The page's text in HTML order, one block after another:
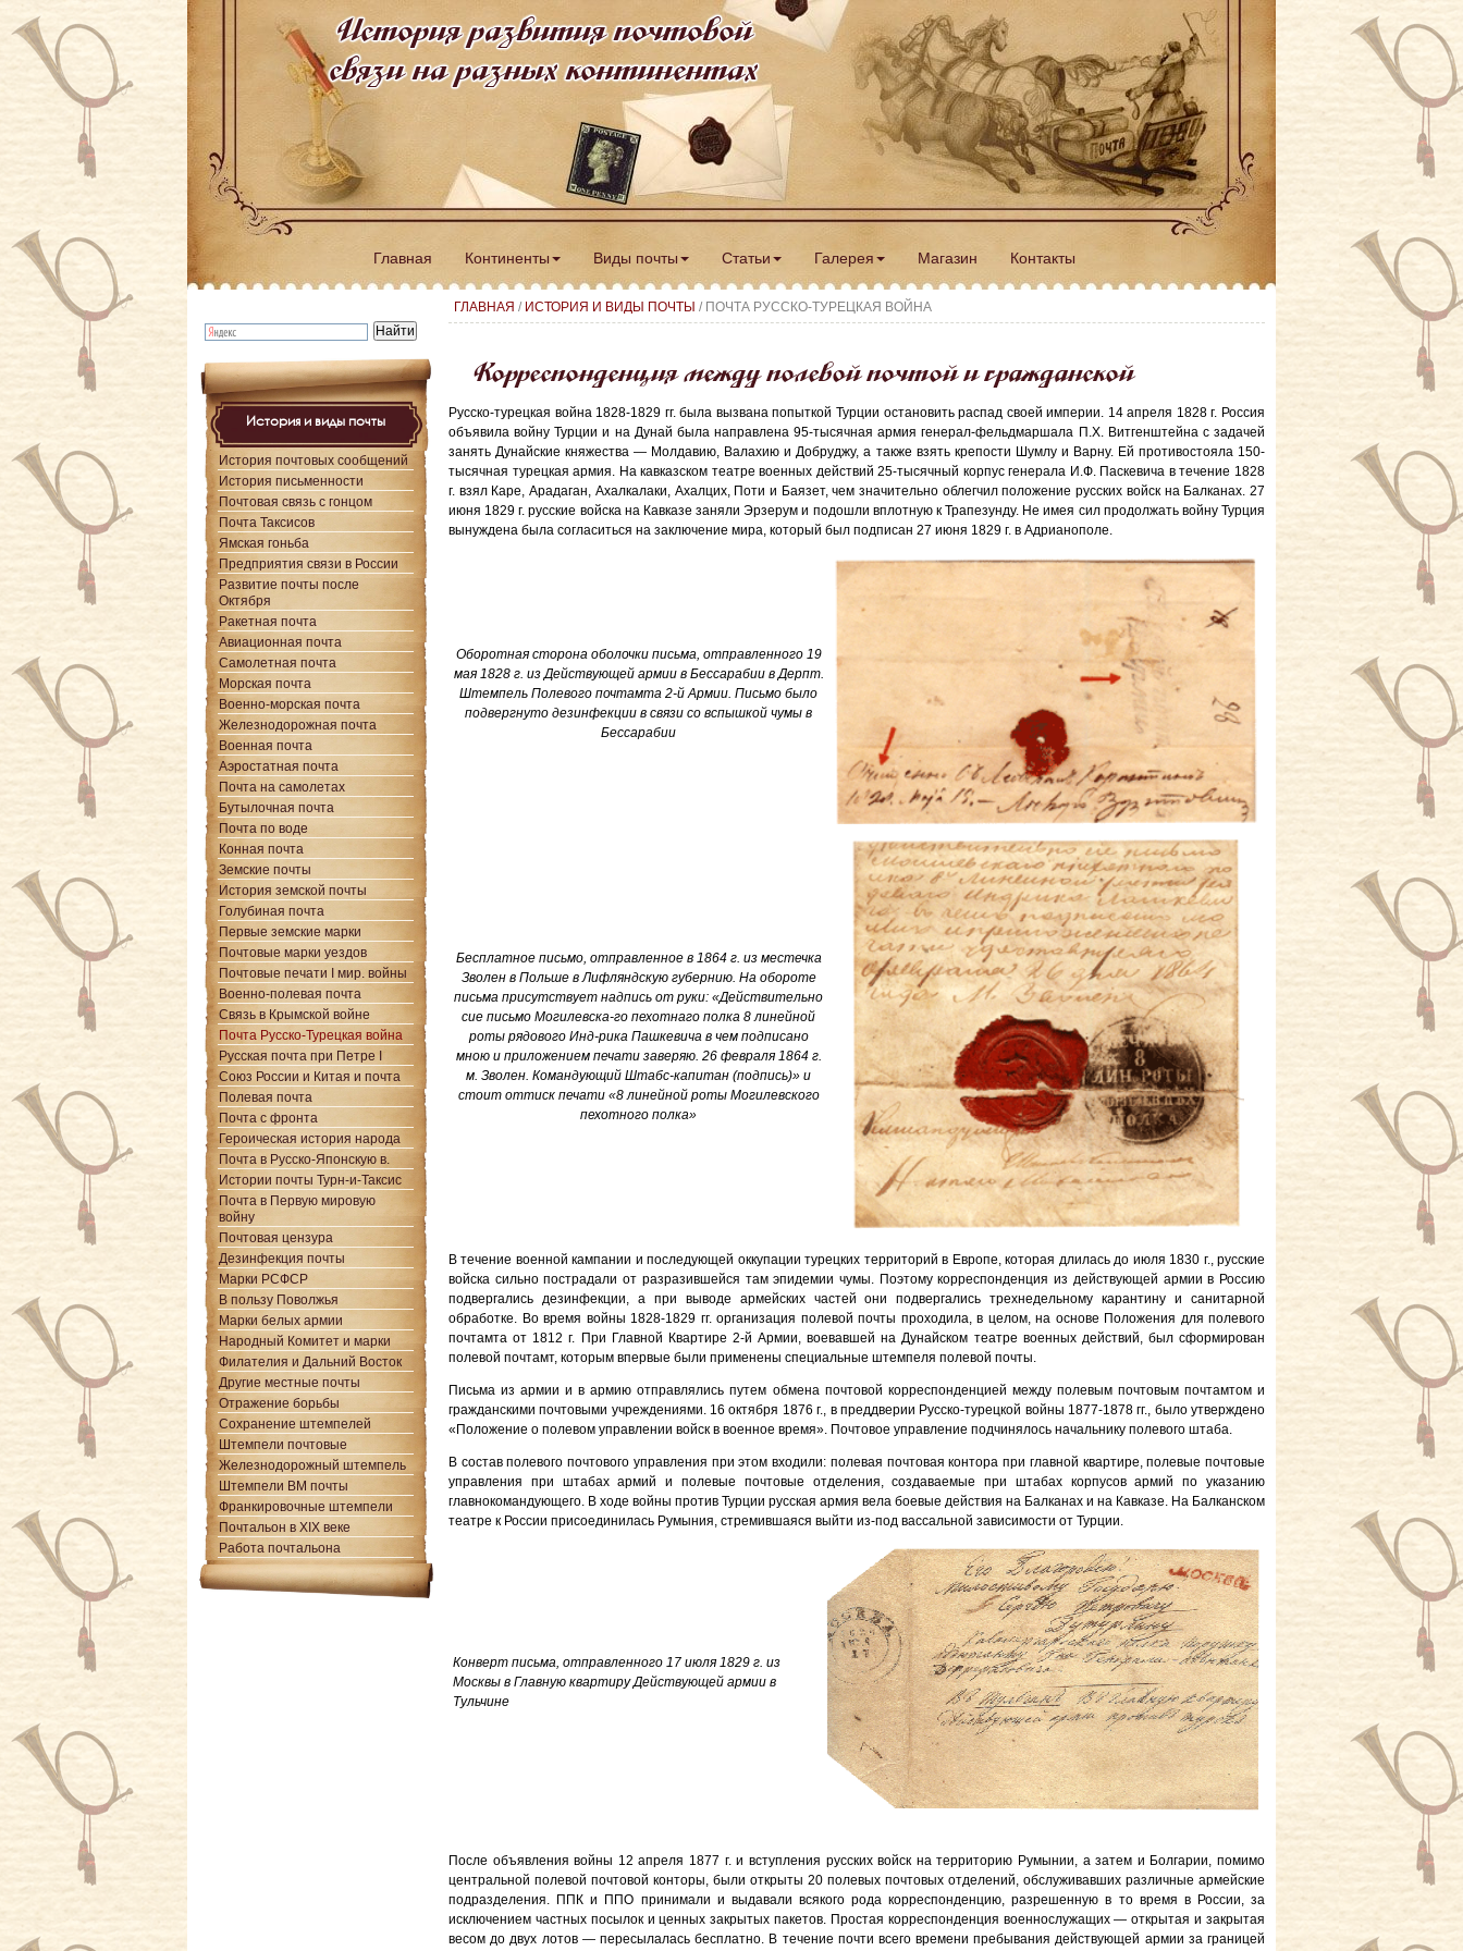
История развития почтовой
связи на разных континентах
Главная Континенты Виды почты Статьи Галерея Магазин Контакты
ГЛАВНАЯ / ИСТОРИЯ И ВИДЫ ПОЧТЫ / ПОЧТА РУССКО-ТУРЕЦКАЯ ВОЙНА
Корреспонденция между полевой почтой и гражданской
Русско-турецкая война 1828-1829 гг. была вызвана попыткой Турции остановить распад своей империи. 14 апреля 1828 г. Россия
объявила войну Турции и на Дунай была направлена 95-тысячная армия генерал-фельдмаршала П.Х. Витгенштейна с задачей
занять Дунайские княжества — Молдавию, Валахию и Добруджу, а также взять крепости Шумлу и Варну. Ей противостояла 150-
тысячная турецкая армия. На кавказском театре военных действий 25-тысячный корпус генерала И.Ф. Паскевича в течение 1828
г. взял Каре, Арадаган, Ахалкалаки, Ахалцих, Поти и Баязет, чем значительно облегчил положение русских войск на Балканах. 27
июня 1829 г. русские войска на Кавказе заняли Эрзерум и подошли вплотную к Трапезунду. Не имея сил продолжать войну Турция
вынуждена была согласиться на заключение мира, который был подписан 27 июня 1829 г. в Адрианополе.
Оборотная сторона оболочки письма, отправленного 19
мая 1828 г. из Действующей армии в Бессарабии в Дерпт.
Штемпель Полевого почтамта 2-й Армии. Письмо было
подвергнуто дезинфекции в связи со вспышкой чумы в
Бессарабии
Бесплатное письмо, отправленное в 1864 г. из местечка
Зволен в Польше в Лифляндскую губернию. На обороте
письма присутствует надпись от руки: «Действительно
сие письмо Могилевска-го пехотнаго полка 8 линейной
роты рядового Инд-рика Пашкевича в чем подписано
мною и приложением печати заверяю. 26 февраля 1864 г.
м. Зволен. Командующий Штабс-капитан (подпись)» и
стоит оттиск печати «8 линейной роты Могилевского
пехотного полка»
В течение военной кампании и последующей оккупации турецких территорий в Европе, которая длилась до июля 1830 г., русские
войска сильно пострадали от разразившейся там эпидемии чумы. Поэтому корреспонденция из действующей армии в Россию
подвергались дезинфекции, а при выводе армейских частей они подвергались трехнедельному карантину и санитарной
обработке. Во время войны 1828-1829 гг. организация полевой почты проходила, в целом, на основе Положения для полевого
почтамта от 1812 г. При Главной Квартире 2-й Армии, воевавшей на Дунайском театре военных действий, был сформирован
полевой почтамт, которым впервые были применены специальные штемпеля полевой почты.
Письма из армии и в армию отправлялись путем обмена почтовой корреспонденцией между полевым почтовым почтамтом и
гражданскими почтовыми учреждениями. 16 октября 1876 г., в преддверии Русско-турецкой войны 1877-1878 гг., было утверждено
«Положение о полевом управлении войск в военное время». Почтовое управление подчинялось начальнику полевого штаба.
В состав полевого почтового управления при этом входили: полевая почтовая контора при главной квартире, полевые почтовые
управления при штабах армий и полевые почтовые отделения, создаваемые при штабах корпусов армий по указанию
главнокомандующего. В ходе войны против Турции русская армия вела боевые действия на Балканах и на Кавказе. На Балканском
театре к России присоединилась Румыния, стремившаяся выйти из-под вассальной зависимости от Турции.
Конверт письма, отправленного 17 июля 1829 г. из
Москвы в Главную квартиру Действующей армии в
Тульчине
После объявления войны 12 апреля 1877 г. и вступления русских войск на территорию Румынии, а затем и Болгарии, помимо
центральной полевой почтовой конторы, были открыты 20 полевых почтовых отделений, обслуживавших различные армейские
подразделения. ППК и ППО принимали и выдавали всякого рода корреспонденцию, разрешенную в то время в России, за
исключением частных посылок и ценных закрытых пакетов. Простая корреспонденция военнослужащих — открытая и закрытая
весом до двух лотов — пересылалась бесплатно. В течение почти всего времени пребывания действующей армии за границей
История и виды почты
История почтовых сообщений
История письменности
Почтовая связь с гонцом
Почта Таксисов
Ямская гоньба
Предприятия связи в России
Развитие почты после
Октября
Ракетная почта
Авиационная почта
Самолетная почта
Морская почта
Военно-морская почта
Железнодорожная почта
Военная почта
Аэростатная почта
Почта на самолетах
Бутылочная почта
Почта по воде
Конная почта
Земские почты
История земской почты
Голубиная почта
Первые земские марки
Почтовые марки уездов
Почтовые печати I мир. войны
Военно-полевая почта
Связь в Крымской войне
Почта Русско-Турецкая война
Русская почта при Петре I
Союз России и Китая и почта
Полевая почта
Почта с фронта
Героическая история народа
Почта в Русско-Японскую в.
Истории почты Турн-и-Таксис
Почта в Первую мировую
войну
Почтовая цензура
Дезинфекция почты
Марки РСФСР
В пользу Поволжья
Марки белых армии
Народный Комитет и марки
Филателия и Дальний Восток
Другие местные почты
Отражение борьбы
Сохранение штемпелей
Штемпели почтовые
Железнодорожный штемпель
Штемпели ВМ почты
Франкировочные штемпели
Почтальон в XIX веке
Работа почтальона